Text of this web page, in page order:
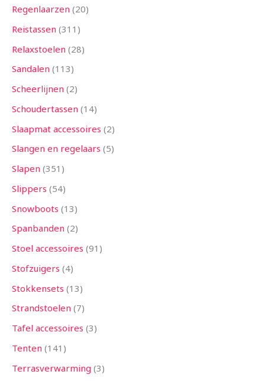
Regenlaarzen 20
Reistassen 311
Relaxstoelen 28
Sandalen 113
Scheerlijnen 2
Schoudertassen 14
Slaapmat accessoires 2
Slangen en regelaars 5
Slapen 351
Slippers 54
Snowboots 13
Spanbanden 2
Stoel accessoires 91
Stofzuigers 4
Stokkensets 13
Strandstoelen 7
Tafel accessoires 3
Tenten 141
Terrasverwarming 3